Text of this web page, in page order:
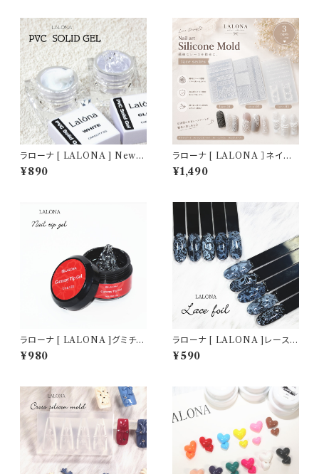
ラローナ [ LALONA ] New P
VCソリッドジェル ( 5g ) デコジ
ェル / 3D / クレイジェル / 粘土
¥890
ラローナ [ LALONA ］ネイル
シリコンモールド ( レース柄 / 3
タイプから ) ジェルネイル/レジ
¥1,490
ラローナ [ LALONA ]グミチッ
プジェル ( 15g ) HEMAフリー/
グミジェル/ネイルチップ/ネイル
¥980
ラローナ [ LALONA ]レース
柄転写フィルム( 003 )( 10種セ
ット20cm) ジェルネイル/ネイル
¥590